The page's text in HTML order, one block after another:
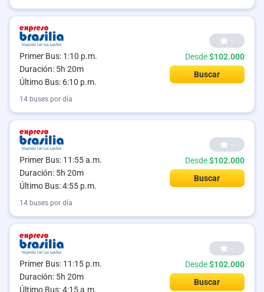
Primer Bus: 1:10 p.m.
Duración: 5h 20m
Último Bus: 6:10 p.m.
--
Desde$102.000
Buscar
14 buses por día
Primer Bus: 11:55 a.m.
Duración: 5h 20m
Último Bus: 4:55 p.m.
--
Desde$102.000
Buscar
14 buses por día
Primer Bus: 11:15 p.m.
Duración: 5h 20m
Último Bus: 4:15 a.m.
--
Desde$102.000
Buscar